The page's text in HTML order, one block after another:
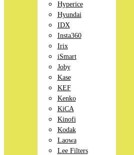
Hyperice
Hyundai
IDX
Insta360
Irix
iSmart
Joby
Kase
KEF
Kenko
KiCA
Kinofi
Kodak
Laowa
Lee Filters